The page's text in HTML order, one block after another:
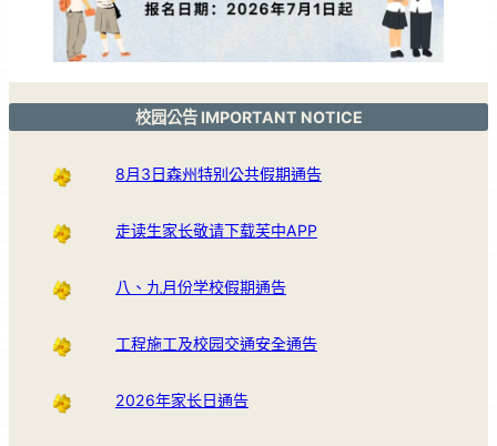
校园公告 IMPORTANT NOTICE
8月3日森州特别公共假期通告
走读生家长敬请下载芙中APP
八、九月份学校假期通告
工程施工及校园交通安全通告
2026年家长日通告